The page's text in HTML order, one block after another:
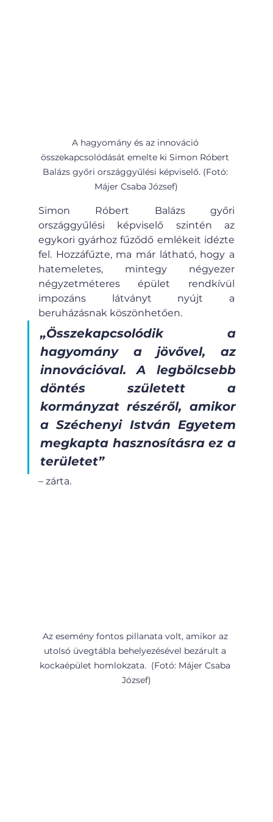
A hagyomány és az innováció
összekapcsolódását emelte ki Simon Róbert
Balázs győri országgyűlési képviselő. (Fotó:
Májer Csaba József)
Simon Róbert Balázs győri
országgyűlési képviselő szintén az
egykori gyárhoz fűződő emlékeit idézte
fel. Hozzáfűzte, ma már látható, hogy a
hatemeletes, mintegy négyezer
négyzetméteres épület rendkívül
impozáns látványt nyújt a
beruházásnak köszönhetően.
„Összekapcsolódik a
hagyomány a jövővel, az
innovációval. A legbölcsebb
döntés született a
kormányzat részéről, amikor
a Széchenyi István Egyetem
megkapta hasznosításra ez a
területet”
– zárta.
Az esemény fontos pillanata volt, amikor az
utolsó üvegtábla behelyezésével bezárult a
kockaépület homlokzata.  (Fotó: Májer Csaba
József)